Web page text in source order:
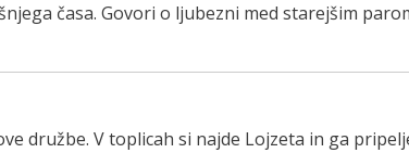
časa. Govori o ljubezni med starejšim
družbe. V toplicah si najde Lojzeta in ga